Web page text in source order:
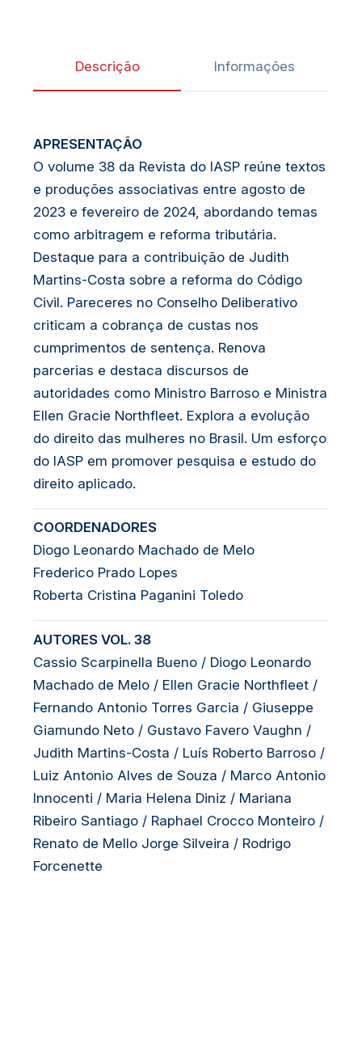
Descrição Informações
APRESENTAÇÃO
O volume 38 da Revista do IASP reúne textos
e produções associativas entre agosto de
2023 e fevereiro de 2024, abordando temas
como arbitragem e reforma tributária.
Destaque para a contribuição de Judith
Martins-Costa sobre a reforma do Código
Civil. Pareceres no Conselho Deliberativo
criticam a cobrança de custas nos
cumprimentos de sentença. Renova
parcerias e destaca discursos de
autoridades como Ministro Barroso e Ministra
Ellen Gracie Northfleet. Explora a evolução
do direito das mulheres no Brasil. Um esforço
do IASP em promover pesquisa e estudo do
direito aplicado.
COORDENADORES
Diogo Leonardo Machado de Melo
Frederico Prado Lopes
Roberta Cristina Paganini Toledo
AUTORES VOL. 38
Cassio Scarpinella Bueno / Diogo Leonardo
Machado de Melo / Ellen Gracie Northfleet /
Fernando Antonio Torres Garcia / Giuseppe
Giamundo Neto / Gustavo Favero Vaughn /
Judith Martins-Costa / Luís Roberto Barroso /
Luiz Antonio Alves de Souza / Marco Antonio
Innocenti / Maria Helena Diniz / Mariana
Ribeiro Santiago / Raphael Crocco Monteiro /
Renato de Mello Jorge Silveira / Rodrigo
Forcenette